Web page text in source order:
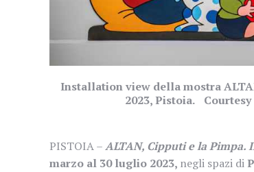
Installation view della mostra
2023, Pistoia.
PISTOIA –ALTAN, Cipputi e la Pimpa.
marzo al 30 luglio 2023, negli spazi di